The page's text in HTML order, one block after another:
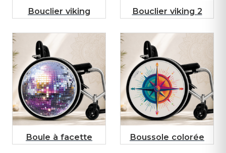
Bouclier viking Bouclier viking 2
Boule à facette Boussole colorée